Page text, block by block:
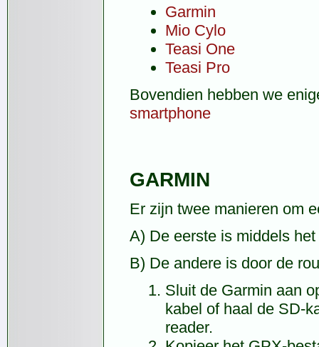
Garmin
Mio Cylo
Teasi One
Teasi Pro
Bovendien hebben we
smartphone
GARMIN
Er zijn twee manieren om
A) De eerste is middels
B) De andere is door de
Sluit de Garmin aan
kabel of haal de SD-
reader.